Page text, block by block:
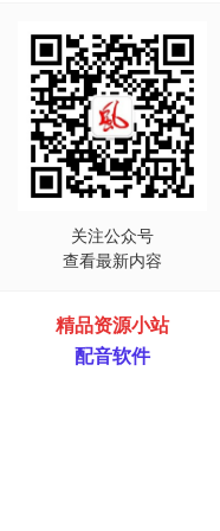
关注公众号
查看最新内容
精品资源小站
配音软件